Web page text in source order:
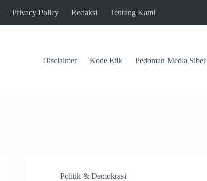
Privacy Policy Redaksi Tentang Kami
Disclaimer Kode Etik Pedoman Media Siber
Politik & Demokrasi